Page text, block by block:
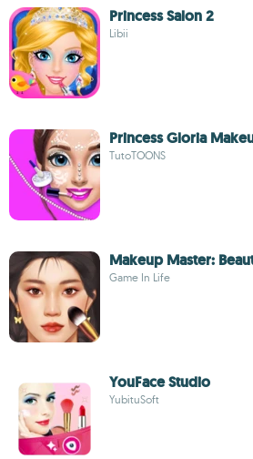
Princess Salon 2
Libii
Princess Gloria
TutoTOONS
Makeup Master:
Game In Life
YouFace Studio
YubituSoft